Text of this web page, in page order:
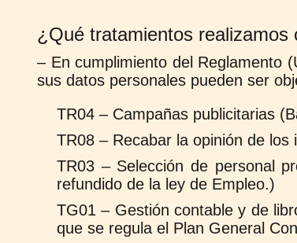
¿Qué tratamientos
– En cumplimiento del Reglamento
sus datos personales pueden ser
TR04 – Campañas publicitarias
TR08 – Recabar la opinión de
TR03 – Selección de personal
refundido de la ley de Empleo.)
TG01 – Gestión contable y de
que se regula el Plan General